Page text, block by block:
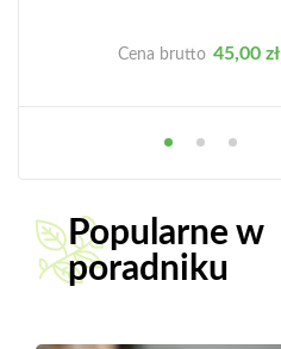
Cena brutto Cena
45,00 zł
Popularne w
poradniku